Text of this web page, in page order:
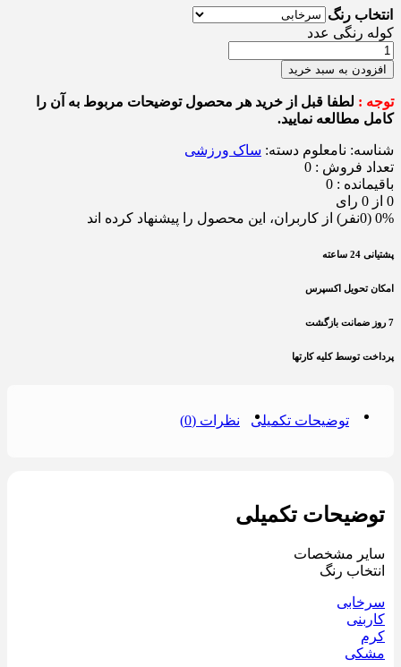
انتخاب رنگ
کوله رنگی عدد
افزودن به سبد خرید
توجه : لطفا قبل از خرید هر محصول توضیحات مربوط به آن را
کامل مطالعه نمایید.
شناسه: نامعلوم دسته: ساک ورزشی
تعداد فروش : 0
باقیمانده : 0
0 از 0 رای
0% (0نفر) از کاربران، این محصول را پیشنهاد کرده اند
پشتیانی 24 ساعته
امکان تحویل اکسپرس
7 روز ضمانت بازگشت
پرداخت توسط کلیه کارتها
توضیحات تکمیلی نظرات (0)
توضیحات تکمیلی
سایر مشخصات
انتخاب رنگ
سرخابی
کاربنی
کرم
مشکی